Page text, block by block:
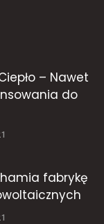
– Nawet
do
fabrykę